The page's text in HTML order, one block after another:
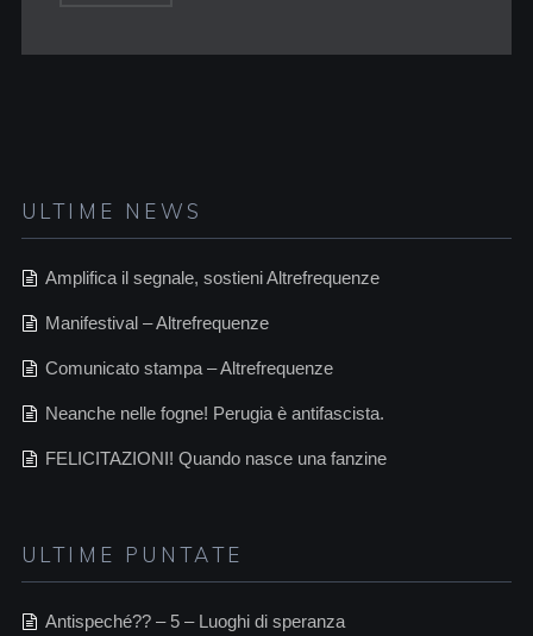
ULTIME NEWS
Amplifica il segnale, sostieni Altrefrequenze
Manifestival – Altrefrequenze
Comunicato stampa – Altrefrequenze
Neanche nelle fogne! Perugia è antifascista.
FELICITAZIONI! Quando nasce una fanzine
ULTIME PUNTATE
Antispeché?? – 5 – Luoghi di speranza